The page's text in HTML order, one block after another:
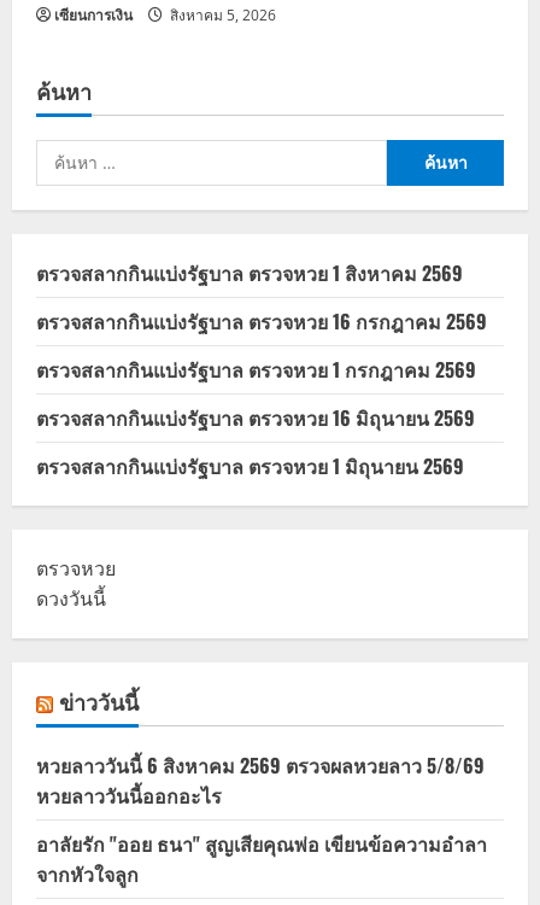
เซียนการเงิน สิงหาคม 5, 2026
ค้นหา
ค้นหา
สำหรับ:
ตรวจสลากกินแบ่งรัฐบาล ตรวจหวย 1 สิงหาคม 2569
ตรวจสลากกินแบ่งรัฐบาล ตรวจหวย 16 กรกฎาคม 2569
ตรวจสลากกินแบ่งรัฐบาล ตรวจหวย 1 กรกฎาคม 2569
ตรวจสลากกินแบ่งรัฐบาล ตรวจหวย 16 มิถุนายน 2569
ตรวจสลากกินแบ่งรัฐบาล ตรวจหวย 1 มิถุนายน 2569
ตรวจหวย
ดวงวันนี้
ข่าววันนี้
หวยลาววันนี้ 6 สิงหาคม 2569 ตรวจผลหวยลาว 5/8/69
หวยลาววันนี้ออกอะไร
อาลัยรัก "ออย ธนา" สูญเสียคุณพ่อ เขียนข้อความอำลา
จากหัวใจลูก